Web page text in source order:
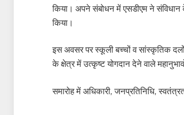
किया। अपने संबोधन में एसडीएम ने संविधान
किया।
इस अवसर पर स्कूली बच्चों व सांस्कृतिक दलों
के क्षेत्र में उत्कृष्ट योगदान देने वाले
समारोह में अधिकारी, जनप्रतिनिधि,